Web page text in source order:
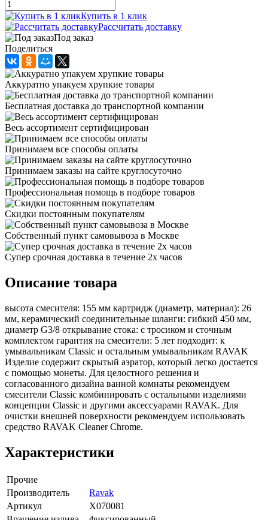
Купить в 1 клик
Рассчитать доставку
Под заказ
Поделиться
Аккуратно упакуем хрупкие товары
Бесплатная доставка до транспортной компании
Весь ассортимент сертифицирован
Принимаем все способы оплаты
Принимаем заказы на сайте круглосуточно
Профессиональная помощь в подборе товаров
Скидки постоянным покупателям
Собственный пункт самовывоза в Москве
Супер срочная доставка в течение 2х часов
Описание товара
высота смесителя: 155 мм картридж (диаметр, материал): 26
мм, керамический соединительные шланги: гибкий 450 мм,
диаметр G3/8 открывание стока: с тросиком и сточным
комплектом гарантия на смесители: 5 лет подходит: к
умывальникам Classic и остальным умывальникам RAVAK
Изделие содержит скрытый аэратор, который легко достается
с помощью монеты. Для целостного решения и
согласованного дизайна ванной комнаты рекомендуем
смесители Classic комбинировать с остальными изделиями
концепции Classic и другими аксессуарами RAVAK. Для
очистки внешней поверхности рекомендуем использовать
средство RAVAK Cleaner Chrome.
Характеристики
Прочие
Производитель
Ravak
Артикул
X070081